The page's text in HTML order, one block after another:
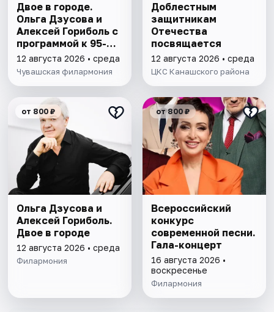
Двое в городе.
Ольга Дзусова и
Алексей Гориболь с
программой к 95-
летию со дня
рождения Микаэла
Таривердиева
12 августа 2026 • среда
Чувашская филармония
Доблестным
защитникам
Отечества
посвящается
12 августа 2026 • среда
ЦКС Канашского района
от 800 ₽
Ольга Дзусова и
Алексей Гориболь.
Двое в городе
12 августа 2026 • среда
Филармония
от 800 ₽
Всероссийский
конкурс
современной песни.
Гала-концерт
16 августа 2026 •
воскресенье
Филармония